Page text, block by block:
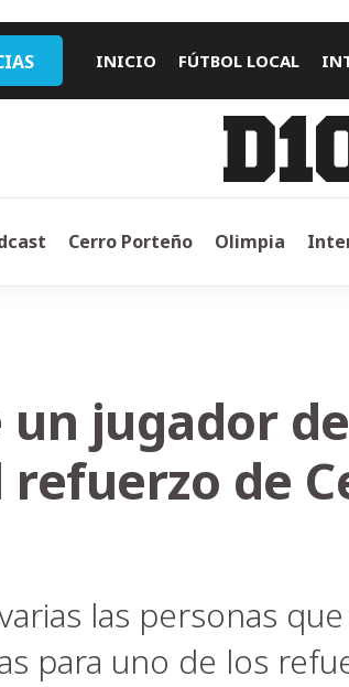
INICIO FÚTBOL LOCAL
Cerro Porteño Olimpia
un jugador
de
las personas
para uno de los